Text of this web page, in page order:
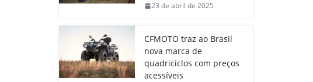
23 de abril de 2025
CFMOTO traz ao Brasil
nova marca de
quadriciclos com preços
acessíveis